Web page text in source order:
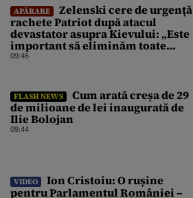
APĂRARE
Zelenski cere de urgență
rachete Patriot după atacul
devastator asupra Kievului: „Este
important să eliminăm toate
birocrațiile”
09:46
FLASH NEWS
Cum arată creșa de 29
de milioane de lei inaugurată de
Ilie Bolojan
09:44
VIDEO
Ion Cristoiu: O rușine
pentru Parlamentul României –